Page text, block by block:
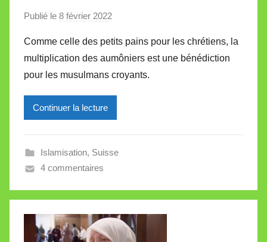
Publié le 8 février 2022
r
M
i
r
l
a
l
l
Comme celle des petits pains pour les chrétiens, la
multiplication des aumôniers est une bénédiction
pour les musulmans croyants.
Continuer la lecture
Islamisation, Suisse
4 commentaires